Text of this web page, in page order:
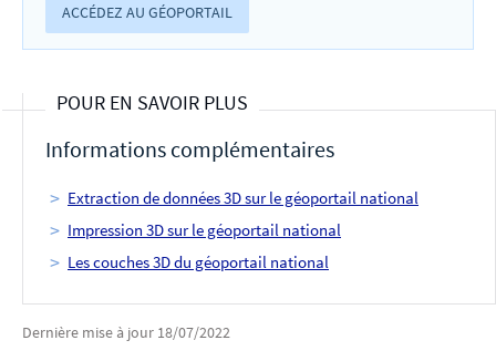
ACCÉDEZ AU GÉOPORTAIL
POUR EN SAVOIR PLUS
Informations complémentaires
Extraction de données 3D sur le géoportail national
Impression 3D sur le géoportail national
Les couches 3D du géoportail national
Dernière mise à jour 18/07/2022